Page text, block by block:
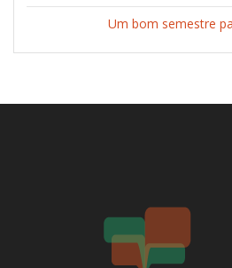
Um bom semestre